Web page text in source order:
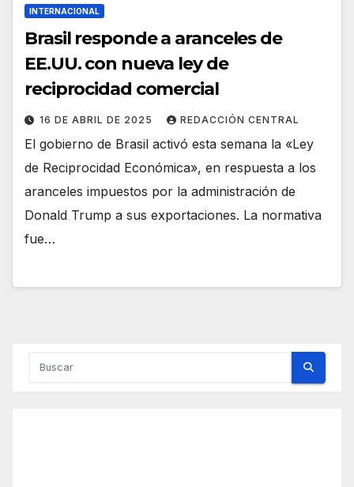
INTERNACIONAL
Brasil responde a aranceles de
EE.UU. con nueva ley de
reciprocidad comercial
16 DE ABRIL DE 2025 REDACCIÓN CENTRAL
El gobierno de Brasil activó esta semana la «Ley
de Reciprocidad Económica», en respuesta a los
aranceles impuestos por la administración de
Donald Trump a sus exportaciones. La normativa
fue…